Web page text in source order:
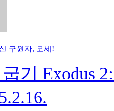
구원자, 모세!
기 Exodus